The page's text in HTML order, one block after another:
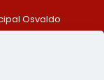
Osvaldo
128